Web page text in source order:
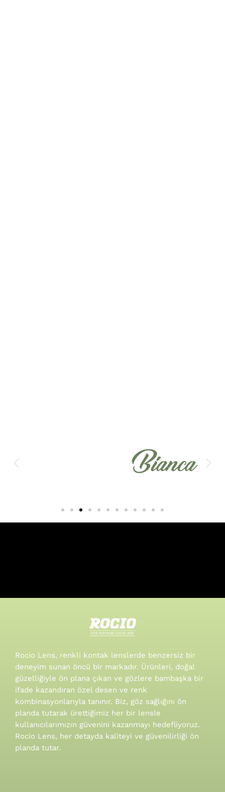
Rocio Lens, renkli kontak lenslerde benzersiz bir
deneyim sunan öncü bir markadır. Ürünleri, doğal
güzelliğiyle ön plana çıkan ve gözlere bambaşka bir
ifade kazandıran özel desen ve renk
kombinasyonlarıyla tanınır. Biz, göz sağlığını ön
planda tutarak ürettiğimiz her bir lensle
kullanıcılarımızın güvenini kazanmayı hedefliyoruz.
Rocio Lens, her detayda kaliteyi ve güvenilirliği ön
planda tutar.